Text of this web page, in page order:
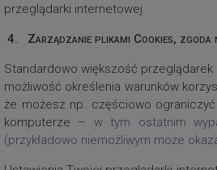
przeglądarki internetowej.
4. Zarządzanie plikami Cookies, zgoda
Standardowo większość
możliwość określenia warunków
że możesz np. częściowo
komputerze – w tym ostatnim
(przykładowo niemożliwym może